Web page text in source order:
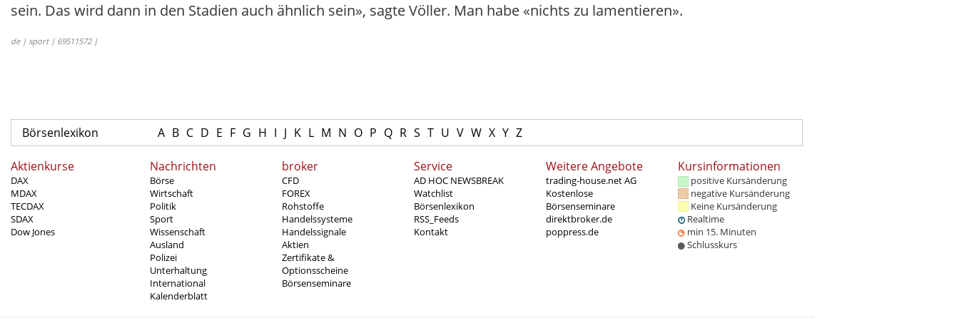
sein. Das wird dann in den Stadien auch ähnlich sein», sagte Völler. Man habe «nichts zu lamentieren».
de | sport | 69511572 |
Börsenlexikon A B C D E F G H I J K L M N O P Q R S T U V W X Y Z
Aktienkurse
DAX
MDAX
TECDAX
SDAX
Dow Jones
Nachrichten
Börse
Wirtschaft
Politik
Sport
Wissenschaft
Ausland
Polizei
Unterhaltung
International
Kalenderblatt
broker
CFD
FOREX
Rohstoffe
Handelssysteme
Handelssignale
Aktien
Zertifikate &
Optionsscheine
Börsenseminare
Service
AD HOC NEWSBREAK
Watchlist
Börsenlexikon
RSS_Feeds
Kontakt
Weitere Angebote
trading-house.net AG
Kostenlose
Börsenseminare
direktbroker.de
poppress.de
Kursinformationen
positive Kursänderung
negative Kursänderung
Keine Kursänderung
Realtime
min 15. Minuten
Schlusskurs